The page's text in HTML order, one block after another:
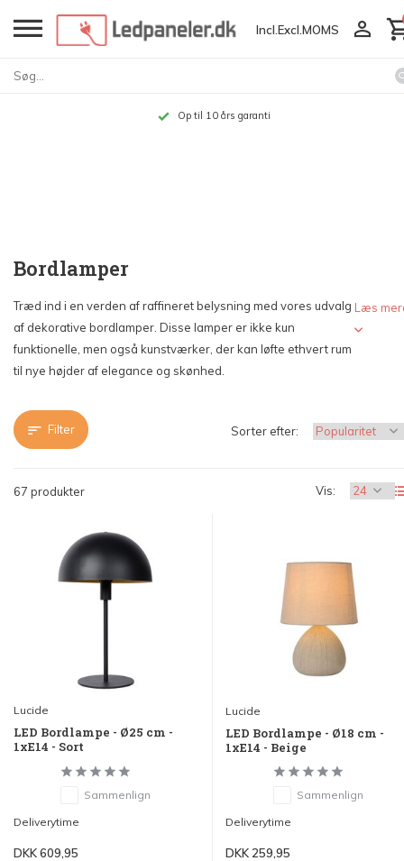
Incl. Excl. MOMS
Op til 10 års garanti
Bordlamper
Træd ind i en verden af raffineret belysning med vores udvalg
af dekorative bordlamper. Disse lamper er ikke kun
funktionelle, men også kunstværker, der kan løfte ethvert rum
til nye højder af elegance og skønhed.
Læs
Filter
67 produkter Vis:
Sorter efter:
Lucide
LED Bordlampe - Ø25 cm -
1xE14 - Sort
Sammenlign
Deliverytime
DKK 609,95
Lucide
LED Bordlampe - Ø18 cm -
1xE14 - Beige
Sammenlign
Deliverytime
DKK 259,95